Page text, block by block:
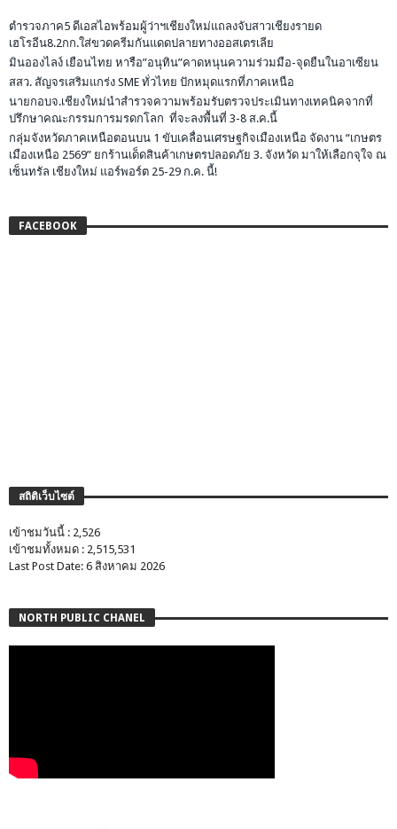
ตำรวจภาค5 ดีเอสไอพร้อมผู้ว่าฯเชียงใหม่แถลงจับสาวเชียงรายด
เฮโรอีน8.2กก.ใส่ขวดครีมกันแดดปลายทางออสเตรเลีย
มินอองไลง์ เยือนไทย หารือ”อนุทิน”คาดหนุนความร่วมมือ-จุดยืนในอาเซียน
สสว. สัญจรเสริมแกร่ง SME ทั่วไทย ปักหมุดแรกที่ภาคเหนือ
นายกอบจ.เชียงใหม่นำสำรวจความพร้อมรับตรวจประเมินทางเทคนิคจากที่
ปรึกษาคณะกรรมการมรดกโลก ที่จะลงพื้นที่ 3-8 ส.ค.นี้
กลุ่มจังหวัดภาคเหนือตอนบน 1 ขับเคลื่อนเศรษฐกิจเมืองเหนือ จัดงาน “เกษตร
เมืองเหนือ 2569” ยกร้านเด็ดสินค้าเกษตรปลอดภัย 3. จังหวัด มาให้เลือกจุใจ ณ
เซ็นทรัล เชียงใหม่ แอร์พอร์ต 25-29 ก.ค. นี้!
FACEBOOK
สถิติเว็บไซต์
เข้าชมวันนี้ : 2,526
เข้าชมทั้งหมด : 2,515,531
Last Post Date: 6 สิงหาคม 2026
NORTH PUBLIC CHANEL